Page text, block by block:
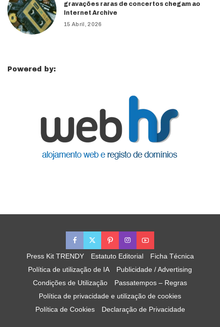
gravações raras de concertos chegam ao
Internet Archive
15 Abril, 2026
Powered by:
Press Kit TRENDY Estatuto Editorial
Ficha Técnica
Política de utilização de IA
Publicidade / Advertising
Condições de Utilização
Passatempos – Regras
Política de privacidade e utilização de cookies
Política de Cookies
Declaração de Privacidade